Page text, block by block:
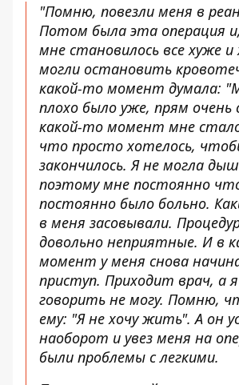
"Помню, повезли меня в
Потом была эта операция
мне становилось все хуже и
могли остановить
какой-то момент думала:
плохо было уже, прям очень
какой-то момент мне
что просто хотелось,
закончилось. Я не могла
поэтому мне постоянно
постоянно было больно.
в меня засовывали.
довольно неприятные. И в
момент у меня снова
приступ. Приходит врач, а
говорить не могу. Помню,
ему: "Я не хочу жить". А он
наоборот и увез меня на
были проблемы с легкими.